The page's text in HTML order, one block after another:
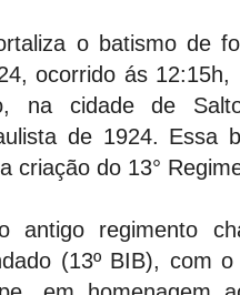
o batismo de
ocorrido ás
na cidade de
de 1924. Essa
criação do 13°
antigo regimento
(13º BIB), com